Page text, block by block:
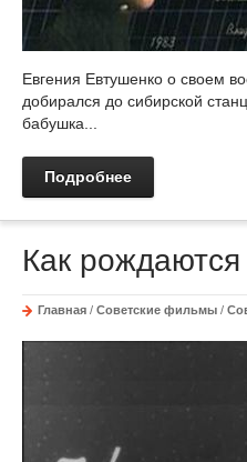
Евгения Евтушенко о своем
добирался до сибирской
бабушка...
Подробнее
Как
Главная / Советские фильмы /